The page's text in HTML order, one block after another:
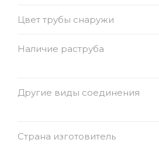
Цвет трубы снаружи
Наличие раструба
Другие виды соединения
Страна изготовитель